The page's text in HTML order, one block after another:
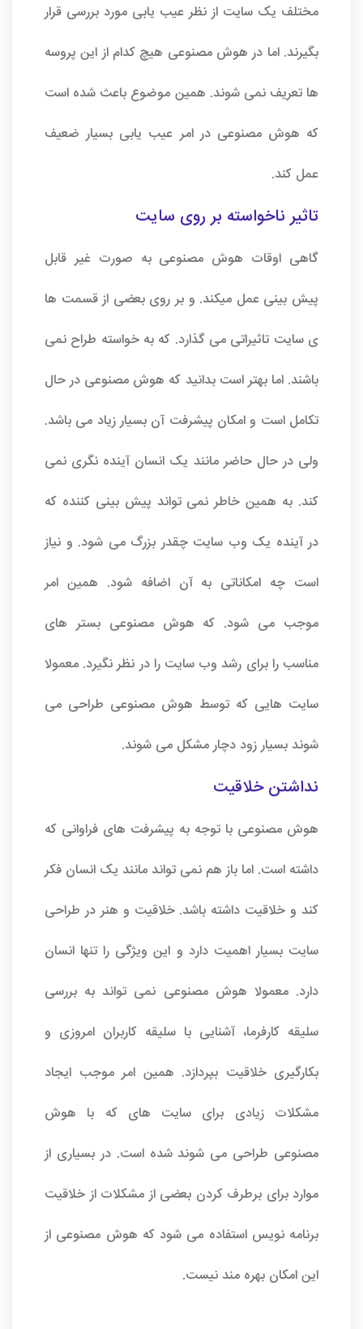
مختلف یک سایت از نظر عیب یابی مورد بررسی قرار
بگیرند. اما در هوش مصنوعی هیچ کدام از این پروسه
ها تعریف نمی شوند. همین موضوع باعث شده است
که هوش مصنوعی در امر عیب یابی بسیار ضعیف
عمل کند.
تاثیر ناخواسته بر روی سایت
گاهی اوقات هوش مصنوعی به صورت غیر قابل
پیش بینی عمل میکند. و بر روی بعضی از قسمت ها
ی سایت تاثیراتی می گذارد. که به خواسته طراح نمی
باشند. اما بهتر است بدانید که هوش مصنوعی در حال
تکامل است و امکان پیشرفت آن بسیار زیاد می باشد.
ولی در حال حاضر مانند یک انسان آینده نگری نمی
کند. به همین خاطر نمی تواند پیش بینی کننده که
در آینده یک وب سایت چقدر بزرگ می شود. و نیاز
است چه امکاناتی به آن اضافه شود. همین امر
موجب می شود. که هوش مصنوعی بستر های
مناسب را برای رشد وب سایت را در نظر نگیرد. معمولا
سایت هایی که توسط هوش مصنوعی طراحی می
شوند بسیار زود دچار مشکل می شوند.
نداشتن خلاقیت
هوش مصنوعی با توجه به پیشرفت های فراوانی که
داشته است. اما باز هم نمی تواند مانند یک انسان فکر
کند و خلاقیت داشته باشد. خلاقیت و هنر در طراحی
سایت بسیار اهمیت دارد و این ویژگی را تنها انسان
دارد. معمولا هوش مصنوعی نمی تواند به بررسی
سلیقه کارفرما، آشنایی با سلیقه کاربران امروزی و
بکارگیری خلاقیت بپردازد. همین امر موجب ایجاد
مشکلات زیادی برای سایت های که با هوش
مصنوعی طراحی می شوند شده است. در بسیاری از
موارد برای برطرف کردن بعضی از مشکلات از خلاقیت
برنامه نویس استفاده می شود که هوش مصنوعی از
این امکان بهره مند نیست.